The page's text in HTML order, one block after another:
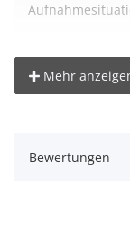
Vorteile auf
Universelle
Mehr
Bewertungen